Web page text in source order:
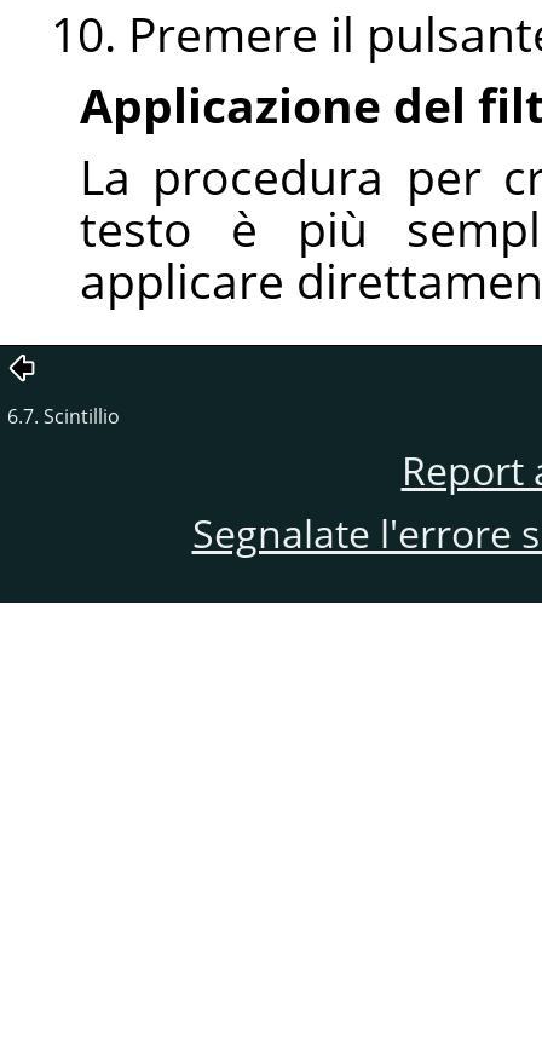
Premere il
Applicazione del
La procedura per
testo è più
applicare
6.7. Scintillio
Report
Segnalate l'errore